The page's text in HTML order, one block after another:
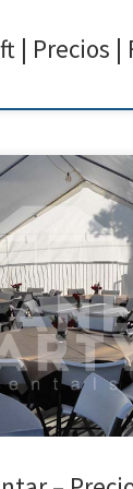
| Precios |
207 8502 Por
alguna pregunta
7pm Lunes a
Precio De